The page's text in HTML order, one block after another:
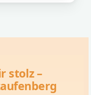
stolz –